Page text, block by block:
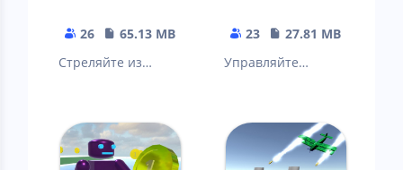
26
65.13 MB
Стреляйте из
статичные и
движущиеся
мишени
23
27.81 MB
Управляйте
роботов в
лабиринте.